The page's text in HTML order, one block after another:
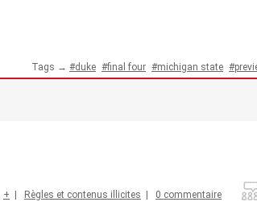
Tags → duke final four michigan state
+ Règles et contenus illicites 0 commentaire